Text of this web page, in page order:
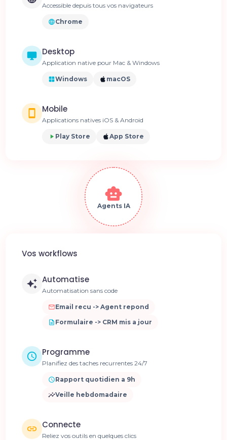
Accessible depuis tous vos navigateurs
Chrome
Desktop
Application native pour Mac & Windows
Windows macOS
Mobile
Applications natives iOS & Android
Play Store App Store
Agents IA
Vos workflows
Automatise
Automatisation sans code
Email recu -> Agent repond
Formulaire -> CRM mis a jour
Programme
Planifiez des taches recurrentes 24/7
Rapport quotidien a 9h
Veille hebdomadaire
Connecte
Reliez vos outils en quelques clics